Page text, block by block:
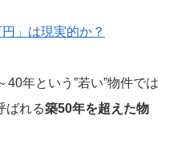
」は現実的か？
年という”若い”物件では
ばれる築50年を超えた物